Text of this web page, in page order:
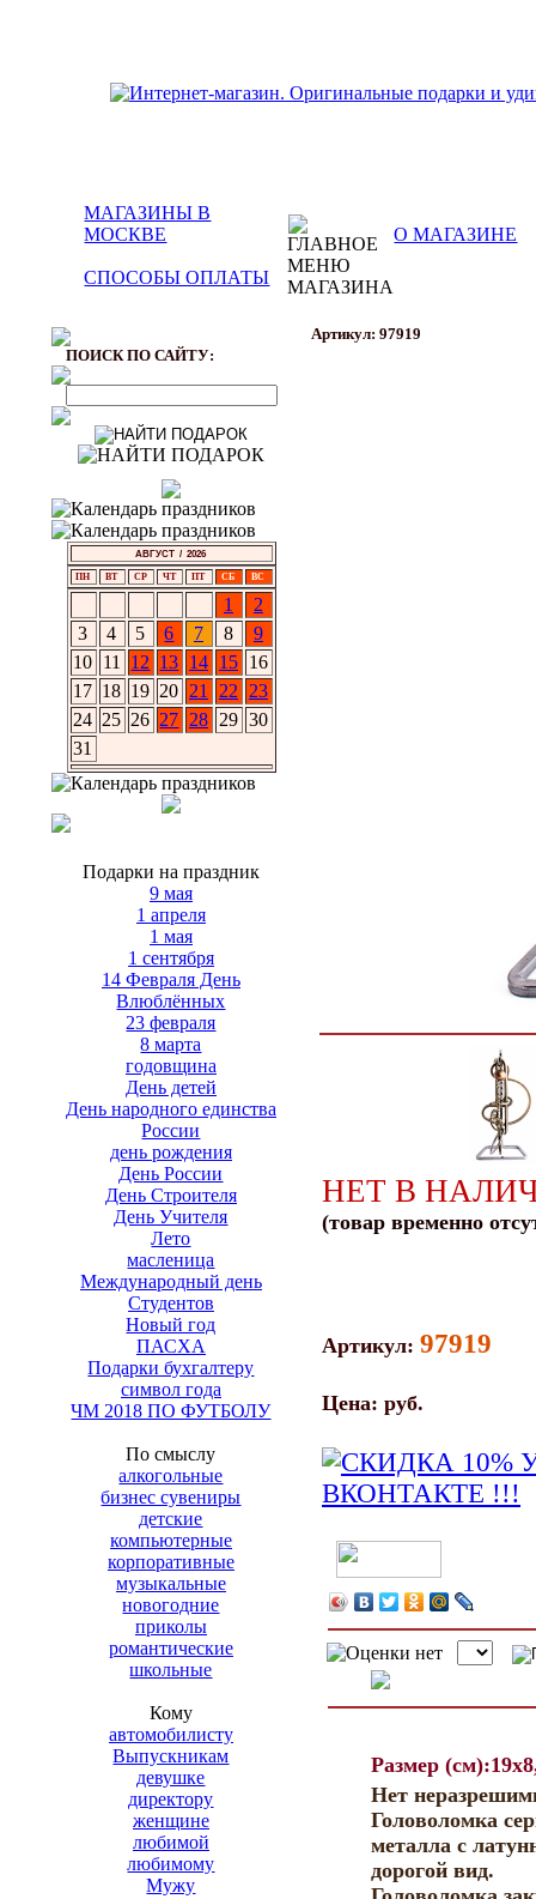
МАГАЗИНЫ В
МОСКВЕ
О МАГАЗИНЕ
СПОСОБЫ ОПЛАТЫ
ПОИСК ПО САЙТУ:
АВГУСТ / 2026
ПН ВТ СР ЧТ ПТ СБ ВС
1
2
3
4 5 6 7 8
9
10 11 12 13 14 15 16
17 18 19 20 21 22
23
24 25 26 27 28 29 30
31
Подарки на праздник
9 мая
1 апреля
1 мая
1 сентября
14 Февраля День
Влюблённых
23 февраля
8 марта
годовщина
День детей
День народного единства
России
день рождения
День России
День Строителя
День Учителя
Лето
масленица
Международный день
Студентов
Новый год
ПАСХА
Подарки бухгалтеру
символ года
ЧМ 2018 ПО ФУТБОЛУ
По смыслу
алкогольные
бизнес сувениры
детские
компьютерные
корпоративные
музыкальные
новогодние
приколы
романтические
школьные
Кому
автомобилисту
Выпускникам
девушке
директору
женщине
любимой
любимому
Мужу
Артикул: 97919
НЕТ В
(товар временно
Артикул: 97919
Цена: руб.
Размер
Нет
Головоломка
металла с
дорогой вид.